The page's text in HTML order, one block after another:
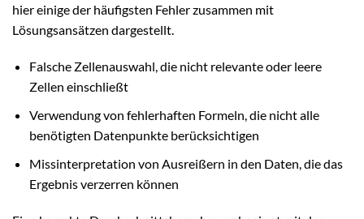
hier einige der häufigsten Fehler zusammen mit
Lösungsansätzen dargestellt.
Falsche Zellenauswahl, die nicht relevante oder leere
Zellen einschließt
Verwendung von fehlerhaften Formeln, die nicht alle
benötigten Datenpunkte berücksichtigen
Missinterpretation von Ausreißern in den Daten, die das
Ergebnis verzerren können